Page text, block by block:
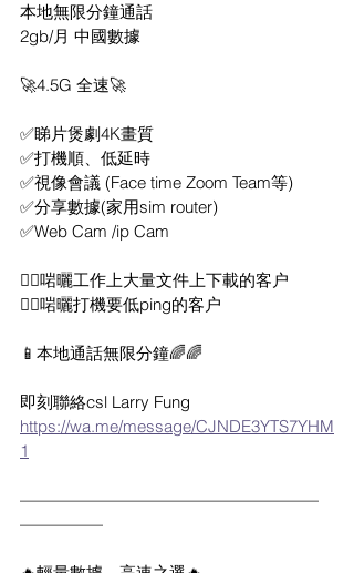
本地無限分鐘通話
2gb/月 中國數據
🚀4.5G 全速🚀
✅睇片煲劇4K畫質
✅打機順、低延時
✅視像會議 (Face time Zoom Team等)
✅分享數據(家用sim router)
✅Web Cam /ip Cam
👍🏻啱曬工作上大量文件上下載的客户
👍🏻啱曬打機要低ping的客户
📱本地通話無限分鐘🌈🌈
即刻聯絡csl Larry Fung
https://wa.me/message/CJNDE3YTS7YHM
1
——————————————————
—————